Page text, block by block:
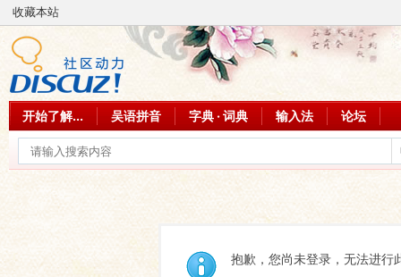
收藏本站
开始了解... 吴语拼音 字典 · 词典 输入法 论坛
抱歉，您尚未登录，无法进行